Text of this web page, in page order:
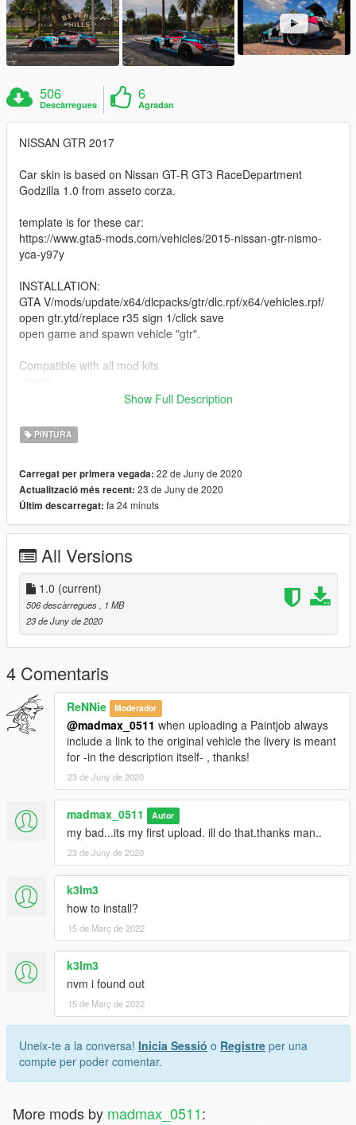
506
Descàrregues
6
Agradan
NISSAN GTR 2017
Car skin is based on Nissan GT-R GT3 RaceDepartment
Godzilla 1.0 from asseto corza.
template is for these car:
https://www.gta5-mods.com/vehicles/2015-nissan-gtr-nismo-
yca-y97y
INSTALLATION:
GTA V/mods/update/x64/dlcpacks/gtr/dlc.rpf/x64/vehicles.rpf/
open gtr.ytd/replace r35 sign 1/click save
open game and spawn vehicle "gtr".
Compatible with all mod kits
CAR USED: https://www.gta5-mods.com/vehicles/2015-nissan-
THANKS TO y97y...
Instruction for installation and link to car is also in the read me
file.
Show Full Description
PINTURA
Carregat per primera vegada: 22 de Juny de 2020
Actualització més recent: 23 de Juny de 2020
Últim descarregat: fa 24 minuts
All Versions
1.0 (current)
506 descàrregues, 1 MB
23 de Juny de 2020
4 Comentaris
ReNNie Moderador
@madmax_0511 when uploading a Paintjob always
include a link to the original vehicle the livery is meant
for -in the description itself- , thanks!
23 de Juny de 2020
madmax_0511 Autor
my bad...its my first upload. ill do that.thanks man..
23 de Juny de 2020
k3lm3
how to install?
15 de Març de 2022
k3lm3
nvm i found out
15 de Març de 2022
Uneix-te a la conversa! Inicia Sessió o Registre per una
compte per poder comentar.
More mods by madmax_0511: